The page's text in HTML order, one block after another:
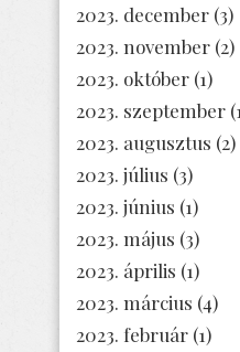
2023. december (3)
2023. november (2)
2023. október (1)
2023. szeptember
2023. augusztus (2)
2023. július (3)
2023. június (1)
2023. május (3)
2023. április (1)
2023. március (4)
2023. február (1)